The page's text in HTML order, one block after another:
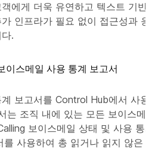
에게 더욱 유연하고 텍스트 기반
인프라가 필요 없이 접근성과 응
.
스메일 사용 통계 보고서
보고서를 Control Hub에서 사용
는 조직 내에 있는 모든 보이스메
보이스메일 상태 및 사용 통계
를 사용하여 총 읽거나 읽지 않은